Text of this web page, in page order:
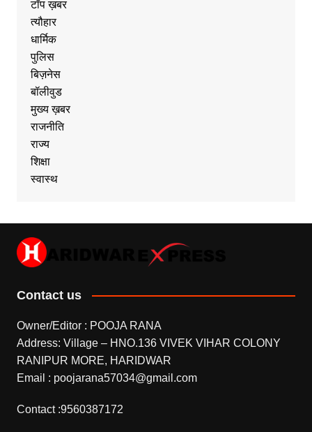
टॉप ख़बर
त्यौहार
धार्मिक
पुलिस
बिज़नेस
बॉलीवुड
मुख्य ख़बर
राजनीति
राज्य
शिक्षा
स्वास्थ
Contact us
Owner/Editor : POOJA RANA
Address: Village – HNO.136 VIVEK VIHAR COLONY
RANIPUR MORE, HARIDWAR
Email : poojarana57034@gmail.com
Contact :9560387172